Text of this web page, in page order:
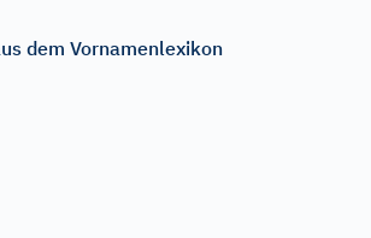
dem Vornamenlexikon